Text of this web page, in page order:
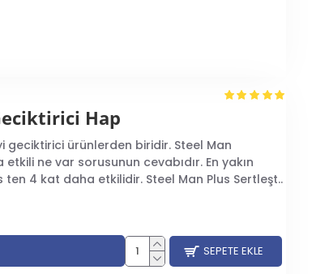
Hap
geciktirici ürünlerden biridir. Steel Man
ne var sorusunun cevabıdır. En yakın
4 kat daha etkilidir. Steel Man Plus Sertleşt..
SEPETE EKLE